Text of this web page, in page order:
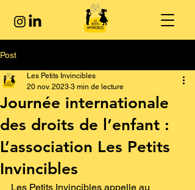
Post
Journée internationale
des droits de l’enfant :
L’association Les Petits
Invincibles
Les Petits Invincibles
20 nov. 2023 3 min de lecture
Les Petits Invincibles appelle au